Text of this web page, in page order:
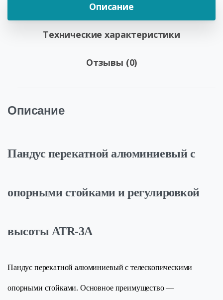
Описание
Технические характеристики
Отзывы (0)
Описание
Пандус перекатной алюминиевый с
опорными стойками и регулировкой
высоты ATR-3A
Пандус перекатной алюминиевый с телескопическими
опорными стойками. Основное преимущество —